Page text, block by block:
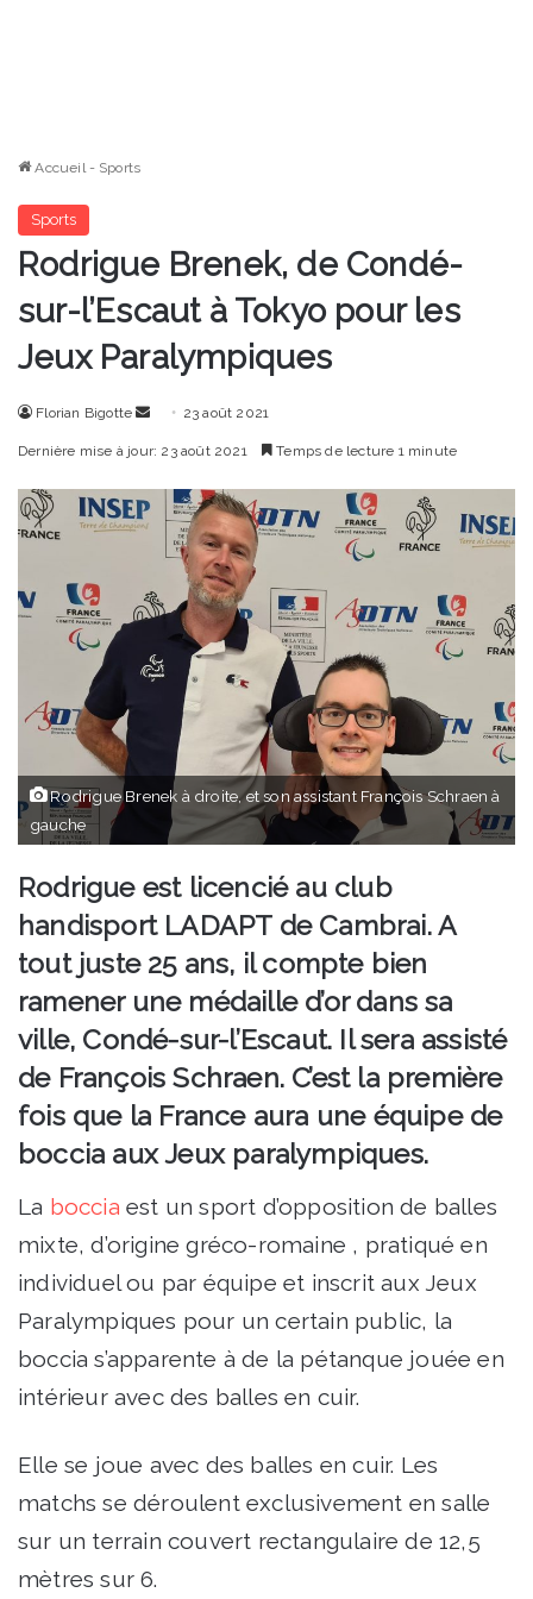
Accueil - Sports
Sports
Rodrigue Brenek, de Condé-
sur-l’Escaut à Tokyo pour les
Jeux Paralympiques
Florian Bigotte
Envoyer23 août 2021
Dernière mise à jour: 23 août 2021 Temps de lecture 1 minute
Rodrigue Brenek à droite, et son assistant François Schraen à
gauche
Rodrigue est licencié au club
handisport LADAPT de Cambrai. A
tout juste 25 ans, il compte bien
ramener une médaille d’or dans sa
ville, Condé-sur-l’Escaut. Il sera assisté
de François Schraen. C’est la première
fois que la France aura une équipe de
boccia aux Jeux paralympiques.
La bocciaest un sport d’opposition de balles
mixte, d’origine gréco-romaine , pratiqué en
individuel ou par équipe et inscrit aux Jeux
Paralympiques pour un certain public, la
boccia s’apparente à de la pétanque jouée en
intérieur avec des balles en cuir.
Elle se joue avec des balles en cuir. Les
matchs se déroulent exclusivement en salle
sur un terrain couvert rectangulaire de 12,5
mètres sur 6.